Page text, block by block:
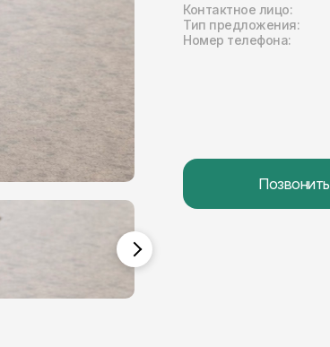
Контактное лицо:
Тип предложения:
Номер телефона:
Позвонить